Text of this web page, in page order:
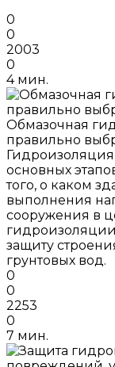
0
0
2003
0
4 мин.
Обмазочная
правильно
основных
того, о каком
выполнения
сооружения в
гидроизоляции
защиту
грунтовых вод.
0
0
2253
0
7 мин.